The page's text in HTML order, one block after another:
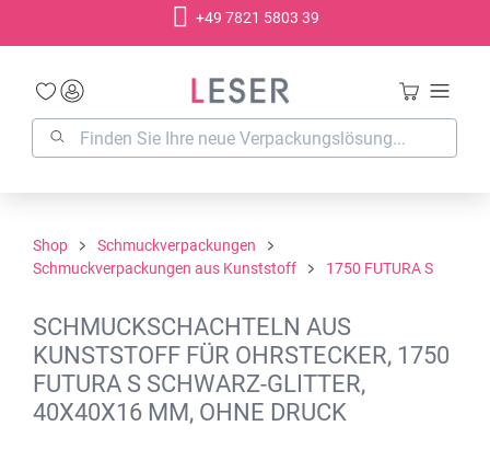
+49 7821 5803 39
Shop
Schmuckverpackungen
Schmuckverpackungen aus Kunststoff
1750 FUTURA S
SCHMUCKSCHACHTELN AUS
KUNSTSTOFF FÜR OHRSTECKER, 1750
FUTURA S SCHWARZ-GLITTER,
40X40X16 MM, OHNE DRUCK